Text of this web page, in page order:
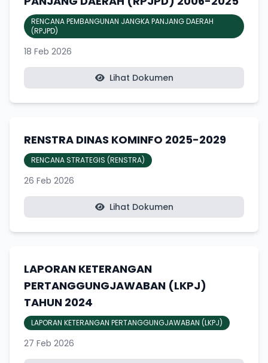
RENCANA PEMBANGUNAN JANGKA PANJANG DAERAH
(RPJPD)
18 Feb 2026
Lihat Dokumen
RENSTRA DINAS KOMINFO 2025-2029
RENCANA STRATEGIS (RENSTRA)
26 Feb 2026
Lihat Dokumen
LAPORAN KETERANGAN
PERTANGGUNGJAWABAN (LKPJ)
TAHUN 2024
LAPORAN KETERANGAN PERTANGGUNGJAWABAN (LKPJ)
27 Feb 2026